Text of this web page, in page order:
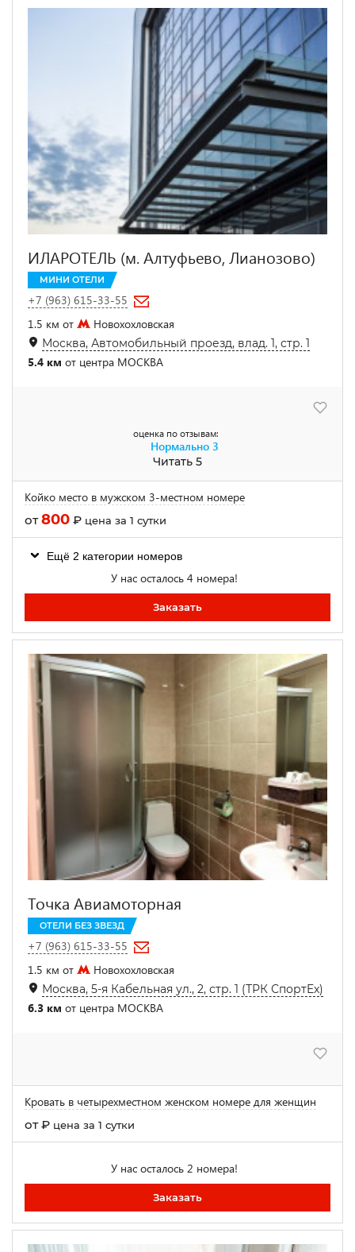
ИЛАРОТЕЛЬ (м. Алтуфьево, Лианозово)
МИНИ ОТЕЛИ
+7 (963) 615-33-55
1.5 км от
Новохохловская
Москва, Автомобильный проезд, влад. 1, стр. 1
5.4 км от центра МОСКВА
оценка по отзывам:
Нормально 3
Читать 5
Койко место в мужском 3-местном номере
от800 ₽ цена за 1 сутки
Ещё 2 категории номеров
У нас осталось 4 номера!
Заказать
Точка Авиамоторная
ОТЕЛИ БЕЗ ЗВЕЗД
+7 (963) 615-33-55
1.5 км от
Новохохловская
Москва, 5-я Кабельная ул., 2, стр. 1 (ТРК СпортEx)
6.3 км от центра МОСКВА
Кровать в четырехместном женском номере для женщин
от₽ цена за 1 сутки
У нас осталось 2 номера!
Заказать